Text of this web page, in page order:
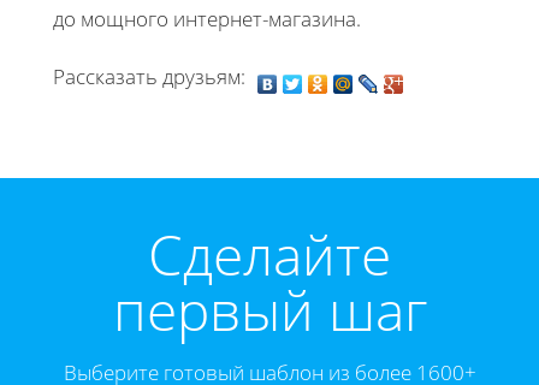
до мощного интернет-магазина.
Рассказать друзьям:
Cделайте
первый шаг
Выберите готовый шаблон из более 1600+